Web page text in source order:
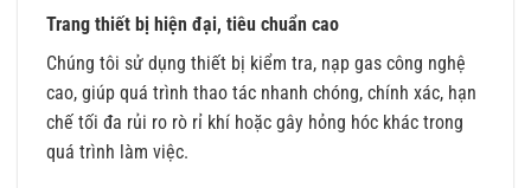
Trang thiết bị hiện đại, tiêu chuẩn cao
Chúng tôi sử dụng thiết bị kiểm tra, nạp gas công nghệ
cao, giúp quá trình thao tác nhanh chóng, chính xác, hạn
chế tối đa rủi ro rò rỉ khí hoặc gây hỏng hóc khác trong
quá trình làm việc.